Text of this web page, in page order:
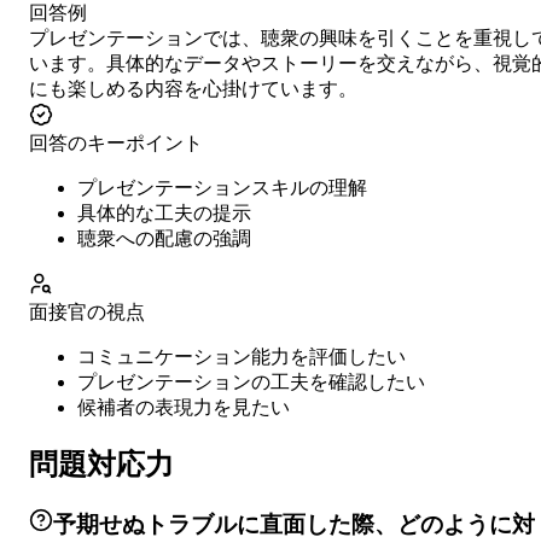
回答例
プレゼンテーションでは、聴衆の興味を引くことを重視し
います。具体的なデータやストーリーを交えながら、視覚
にも楽しめる内容を心掛けています。
回答のキーポイント
プレゼンテーションスキルの理解
具体的な工夫の提示
聴衆への配慮の強調
面接官の視点
コミュニケーション能力を評価したい
プレゼンテーションの工夫を確認したい
候補者の表現力を見たい
問題対応力
予期せぬトラブルに直面した際、どのように対